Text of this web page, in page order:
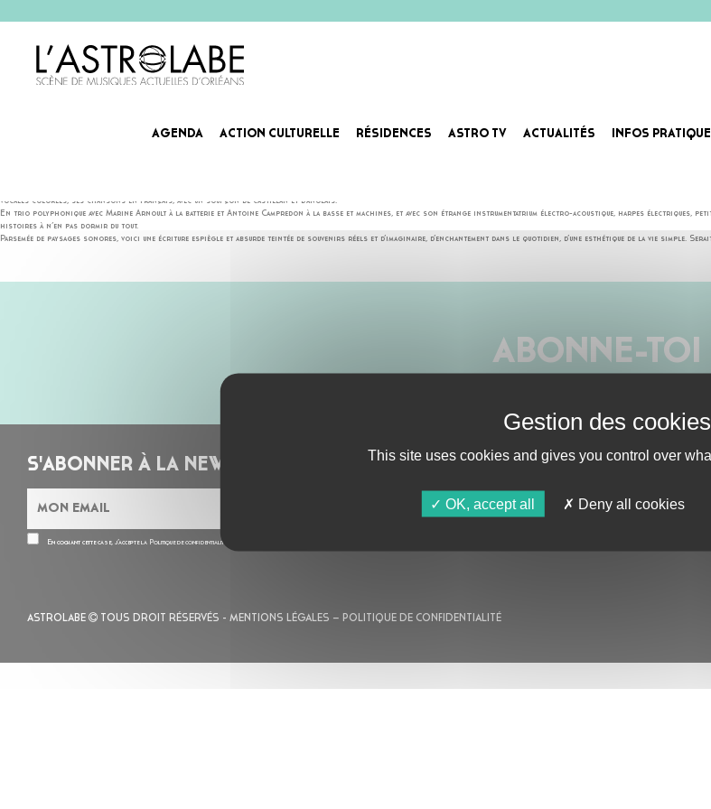
AGENDA ACTION CULTURELLE RÉSIDENCES ASTRO TV ACTUALITÉS INFOS
vocales colorées, ses chansons en français, avec un soupçon de castillan et d’anglais.
En trio polyphonique avec Marine Arnoult à la batterie et Antoine Campredon à la basse et machines, et avec son étrange instrumentatrium électro-acoustique, harpes électriques,
histoires à n’en pas dormir du tout.
Parsemée de paysages sonores, voici une écriture espiègle et absurde teintée de souvenirs réels et d’imaginaire, d’enchantement dans le quotidien, d’une esthétique de la vie simple.
ABONNE-TOI
S'ABONNER À LA NEWSLETTER
En cochant cette case, j’accepte la Politique de confidentialité
AU
ASTRO TV
ASTROLABE TOUS DROIT RÉSERVÉS - MENTIONS LÉGALES – POLITIQUE DE CONFIDENTIALITÉ
This site uses cookies and gives you control over
OK, accept all Deny all cookies